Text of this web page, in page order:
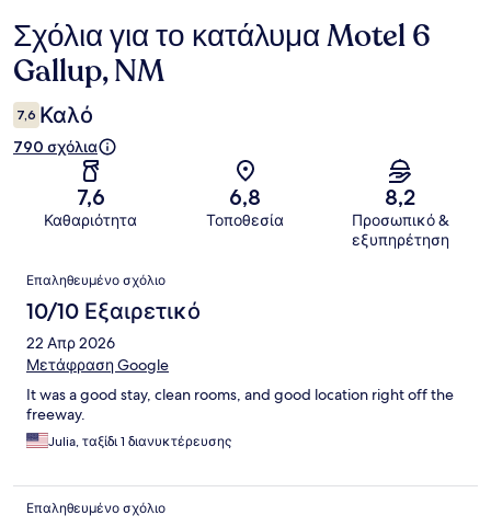
Σχόλια
Σχόλια για το κατάλυμα Motel 6
Gallup, NM
7,6 Καλό
790 σχόλια
7,6
Καθαριότητα
6,8
Τοποθεσία
8,2
Προσωπικό &
εξυπηρέτηση
Σχόλια
Επαληθευμένο σχόλιο
10/10 Εξαιρετικό
22 Απρ 2026
Μετάφραση Google
It was a good stay, clean rooms, and good location right off the
freeway.
Julia, ταξίδι 1 διανυκτέρευσης
Επαληθευμένο σχόλιο